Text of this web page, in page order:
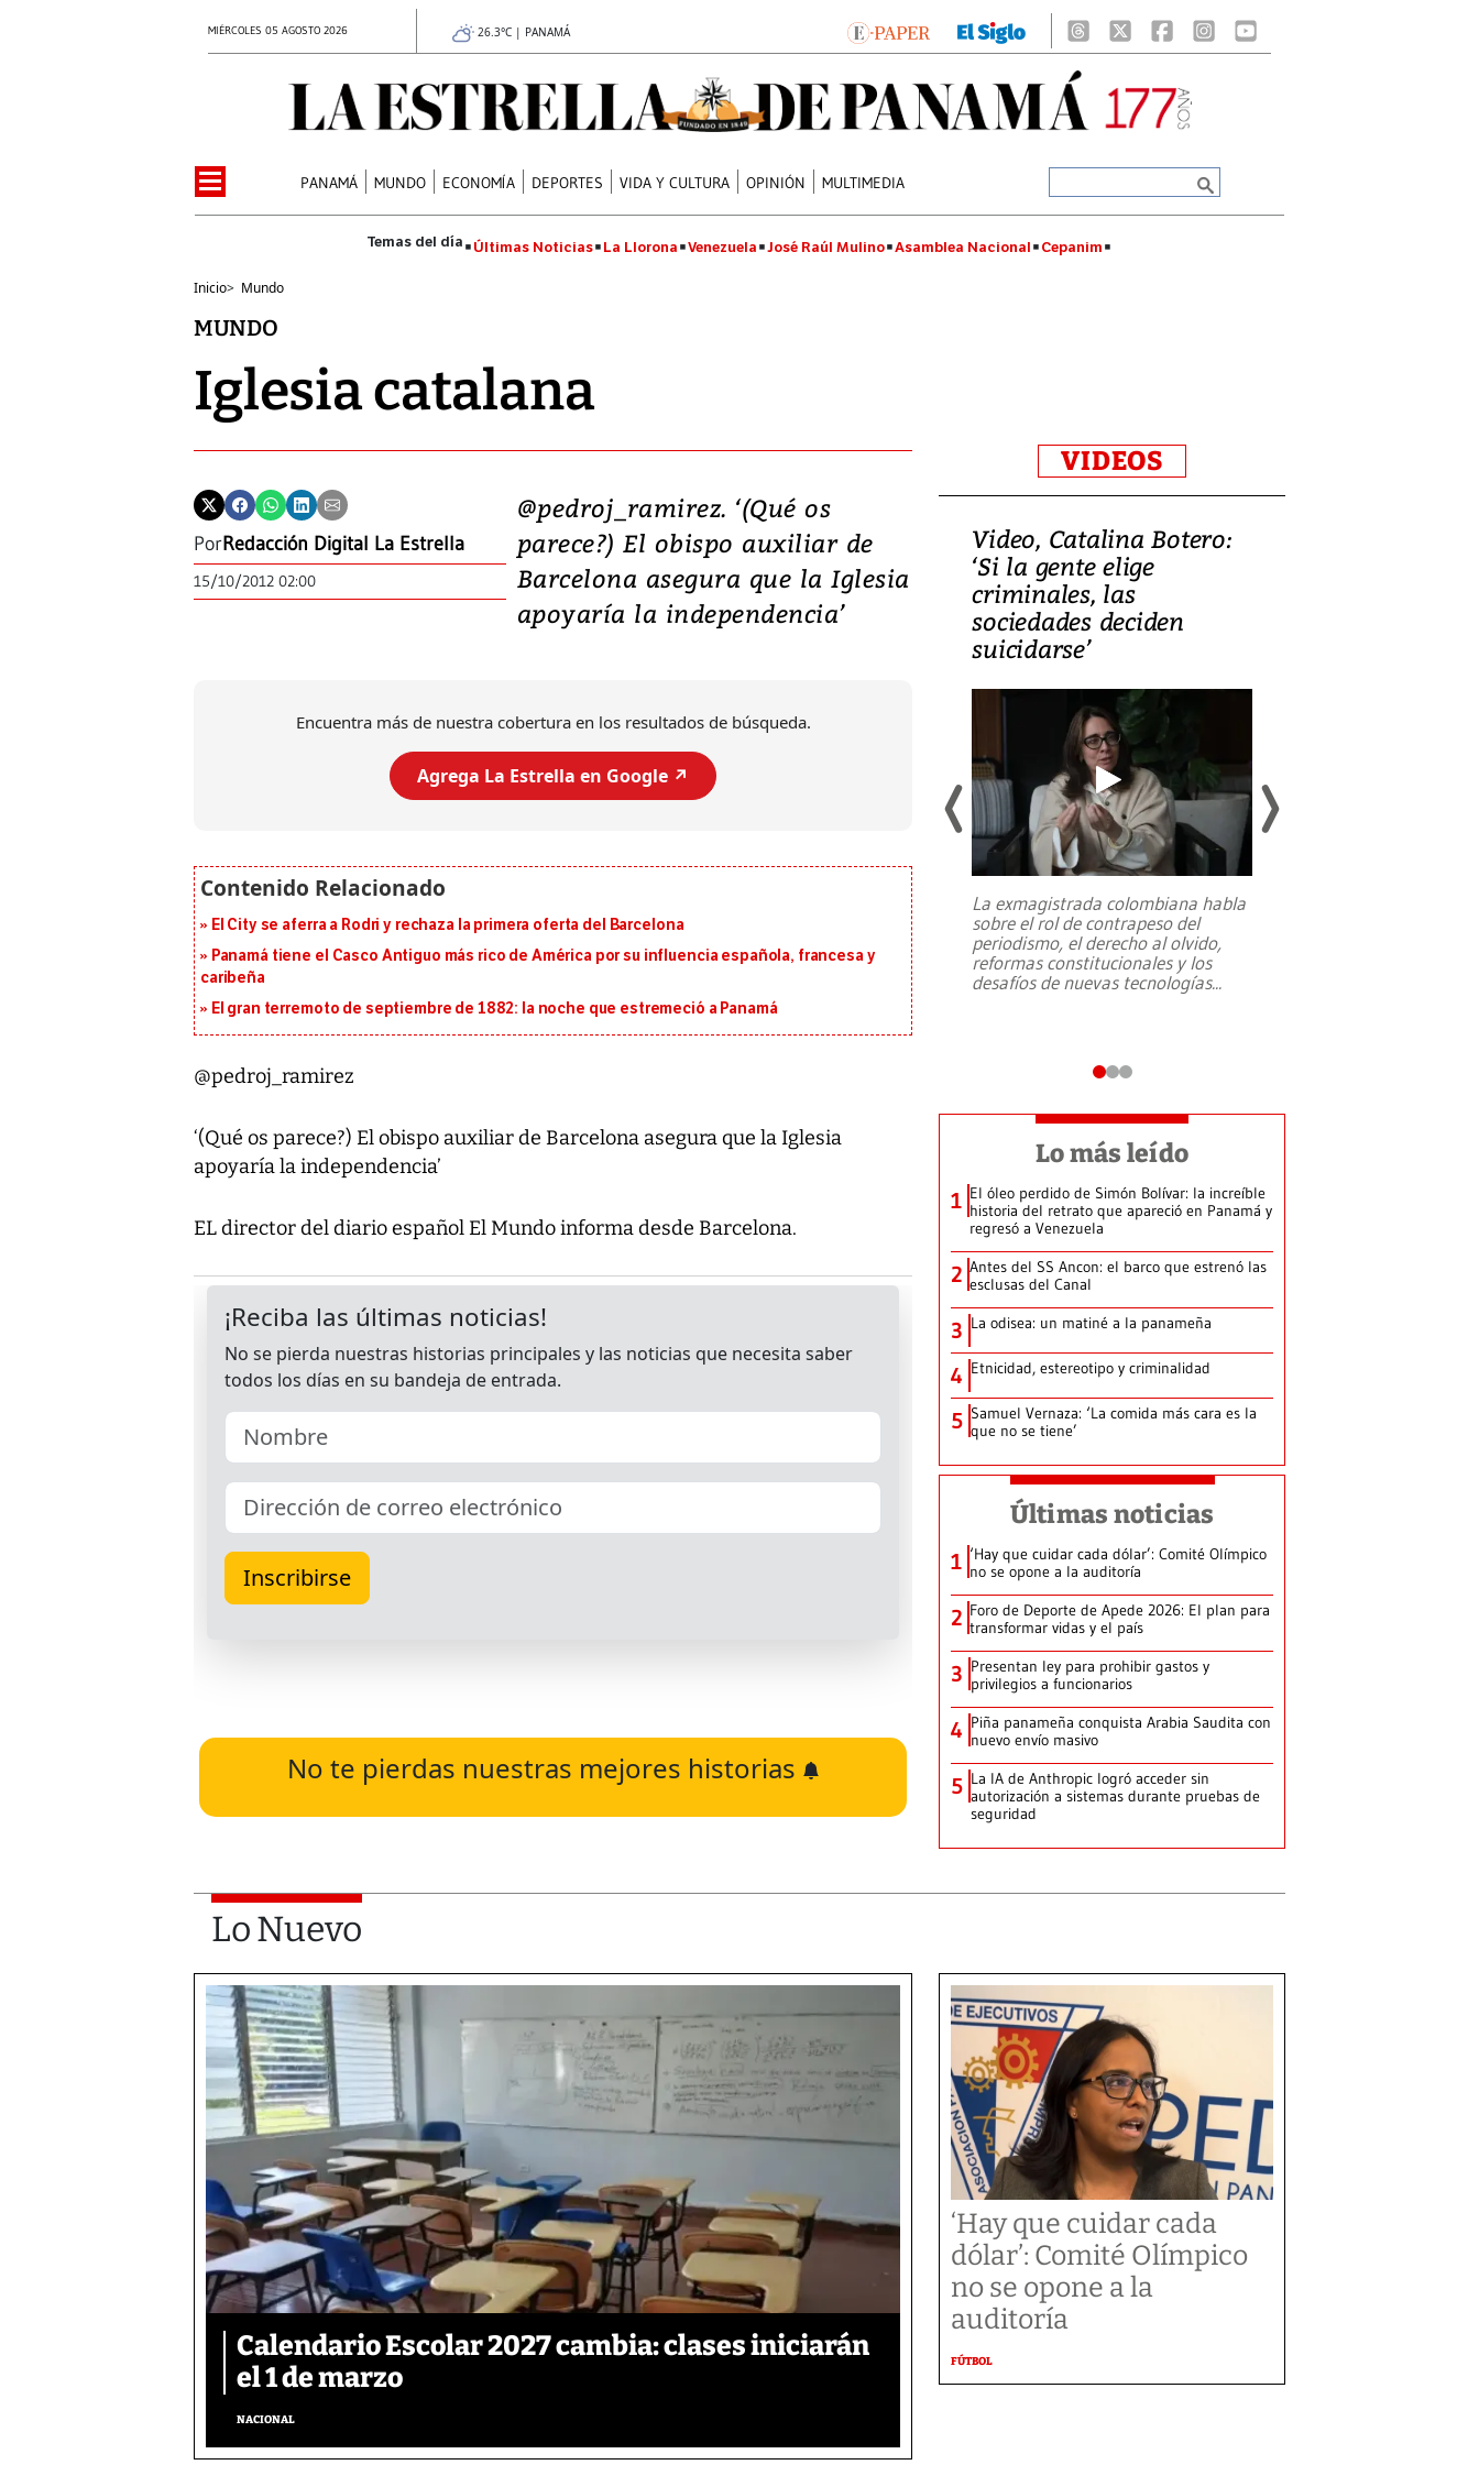
MIÉRCOLES 05 AGOSTO 2026 26.3°C | PANAMÁ
PANAMÁ MUNDO ECONOMÍA DEPORTES VIDA Y CULTURA OPINIÓN MULTIMEDIA
Últimas Noticias La Llorona Venezuela José Raúl Mulino Asamblea Nacional Cepanim
Inicio> Mundo
MUNDO
Iglesia catalana
PorRedacción Digital La Estrella
15/10/2012 02:00
@pedroj_ramirez. ‘(Qué os
parece?) El obispo auxiliar de
Barcelona asegura que la Iglesia
apoyaría la independencia’
Encuentra más de nuestra cobertura en los resultados de búsqueda.
Agrega La Estrella en Google ↗️
El City se aferra a Rodri y rechaza la primera oferta del Barcelona
Panamá tiene el Casco Antiguo más rico de América por su influencia española, francesa y
caribeña
El gran terremoto de septiembre de 1882: la noche que estremeció a Panamá
@pedroj_ramirez
‘(Qué os parece?) El obispo auxiliar de Barcelona asegura que la Iglesia
apoyaría la independencia’
EL director del diario español El Mundo informa desde Barcelona.
No te pierdas nuestras mejores historias
VIDEOS
Video, Japón: Terremoto
deja heridos y graves
daños en Kumamoto
7,1 se registró este martes 28 de
emergencia de gran
Video, Catalina Botero:
‘Si la gente elige
criminales, las
sociedades deciden
suicidarse’
La exmagistrada colombiana habla
sobre el rol de contrapeso del
periodismo, el derecho al olvido,
reformas constitucionales y los
desafíos de nuevas tecnologías...
Lo más leído
1 El óleo perdido de Simón Bolívar: la increíble
historia del retrato que apareció en Panamá y
regresó a Venezuela
2 Antes del SS Ancon: el barco que estrenó las
esclusas del Canal
3 La odisea: un matiné a la panameña
4 Etnicidad, estereotipo y criminalidad
5 Samuel Vernaza: ‘La comida más cara es la
que no se tiene’
Últimas noticias
1 ‘Hay que cuidar cada dólar’: Comité Olímpico
no se opone a la auditoría
2 Foro de Deporte de Apede 2026: El plan para
transformar vidas y el país
3 Presentan ley para prohibir gastos y
privilegios a funcionarios
4 Piña panameña conquista Arabia Saudita con
nuevo envío masivo
5 La IA de Anthropic logró acceder sin
autorización a sistemas durante pruebas de
seguridad
Lo Nuevo
Calendario Escolar 2027 cambia: clases iniciarán
el 1 de marzo
NACIONAL
‘Hay que cuidar cada
dólar’: Comité Olímpico
no se opone a la
auditoría
FÚTBOL